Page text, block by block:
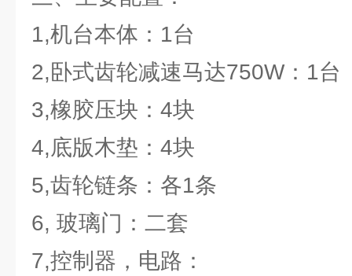
1,机台本体：1台
2,卧式齿轮减速马达750W：1台
3,橡胶压块：4块
4,底版木垫：4块
5,齿轮链条：各1条
6, 玻璃门：二套
7,控制器，电路：